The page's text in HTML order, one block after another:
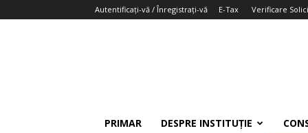
Autentificați-vă / Înregistrați-vă E-Tax Verificare
PRIMAR DESPRE INSTITUȚIE